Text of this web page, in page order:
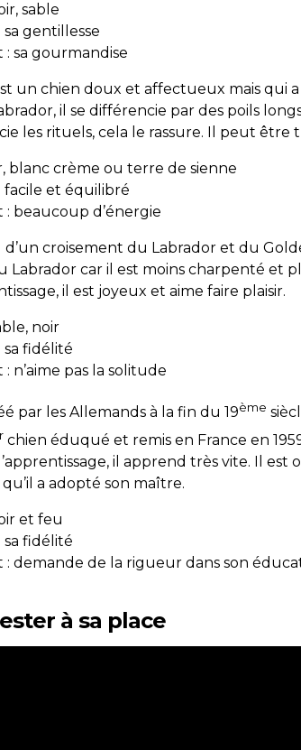
sable
gentillesse
sa gourmandise
un chien doux et affectueux mais qui
il se différencie par des poils
les rituels, cela le rassure. Il peut être
blanc crème ou terre de sienne
facile et équilibré
beaucoup d’énergie
d’un croisement du Labrador et du
Labrador car il est moins charpenté et
il est joyeux et aime faire plaisir.
noir
fidélité
n’aime pas la solitude
par les Allemands à la fin du 19ème
chien éduqué et remis en France en
il apprend très vite. Il est
a adopté son maître.
et feu
fidélité
demande de la rigueur dans son
à sa place